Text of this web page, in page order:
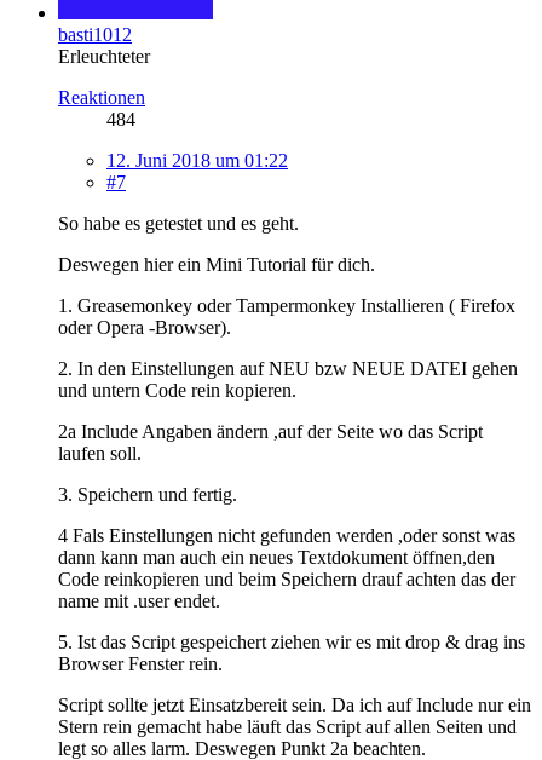
basti1012
Erleuchteter
Reaktionen
484
12. Juni 2018 um 01:22
#7
So habe es getestet und es geht.
Deswegen hier ein Mini Tutorial für dich.
1. Greasemonkey oder Tampermonkey Installieren ( Firefox
oder Opera -Browser).
2. In den Einstellungen auf NEU bzw NEUE DATEI gehen
und untern Code rein kopieren.
2a Include Angaben ändern ,auf der Seite wo das Script
laufen soll.
3. Speichern und fertig.
4 Fals Einstellungen nicht gefunden werden ,oder sonst was
dann kann man auch ein neues Textdokument öffnen,den
Code reinkopieren und beim Speichern drauf achten das der
name mit .user endet.
5. Ist das Script gespeichert ziehen wir es mit drop & drag ins
Browser Fenster rein.
Script sollte jetzt Einsatzbereit sein. Da ich auf Include nur ein
Stern rein gemacht habe läuft das Script auf allen Seiten und
legt so alles larm. Deswegen Punkt 2a beachten.